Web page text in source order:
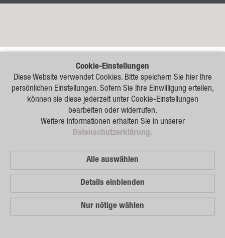
Cookie-Einstellungen
Diese Website verwendet Cookies. Bitte speichern Sie hier Ihre
persönlichen Einstellungen. Sofern Sie Ihre Einwilligung erteilen,
können sie diese jederzeit unter Cookie-Einstellungen
bearbeiten oder widerrufen.
Weitere Informationen erhalten Sie in unserer
Datenschutzerklärung.
Alle auswählen
Details einblenden
Nur nötige wählen
Triticale
Gerste
Weizen
Hülsenfrüchte
Sonnenblumen
Mais
Lein
Leistungen